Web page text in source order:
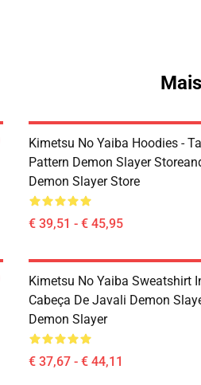
Kimetsu No Yaiba Hoodies -
Pattern Demon Slayer
Demon Slayer Store
€ 39,51 - € 45,95
Kimetsu No Yaiba Sweatshirt
Cabeça De Javali Demon
Demon Slayer
€ 37,67 - € 44,11